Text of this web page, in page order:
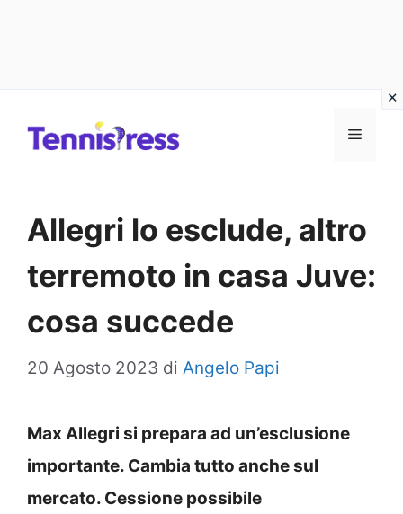
MENU
Allegri lo esclude, altro
terremoto in casa Juve:
cosa succede
20 Agosto 2023 di Angelo Papi
Max Allegri si prepara ad un’esclusione
importante. Cambia tutto anche sul
mercato. Cessione possibile